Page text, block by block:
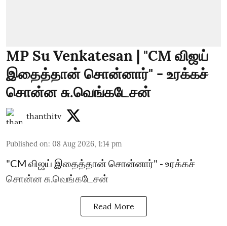
MP Su Venkatesan | "CM விஜய்
இதைத்தான் சொன்னார்" - உரக்கச்
சொன்ன சு.வெங்கடேசன்
thanthitv
Published on: 08 Aug 2026, 1:14 pm
"CM விஜய் இதைத்தான் சொன்னார்" - உரக்கச்
சொன்ன சு.வெங்கடேசன்
Read More